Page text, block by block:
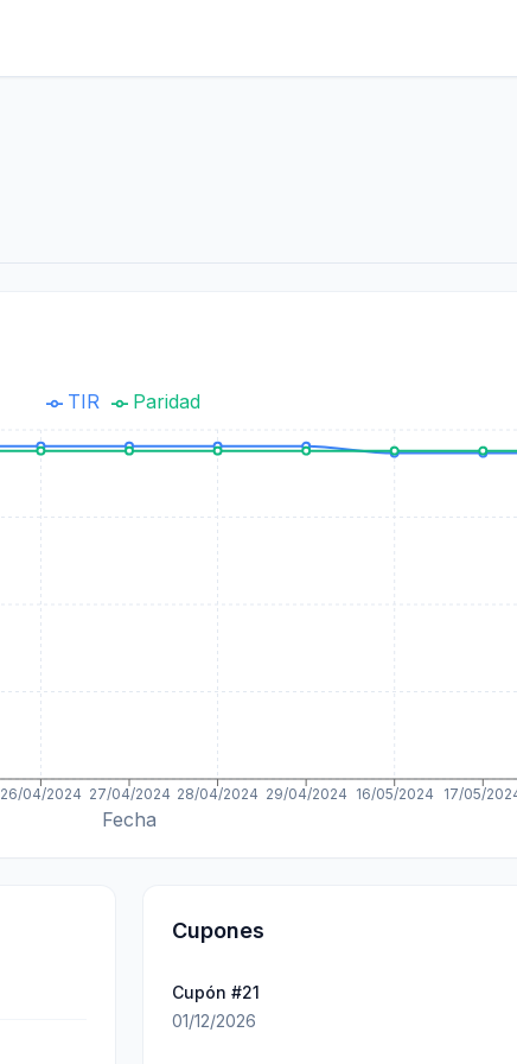
26/04/2024 27/04/2024 28/04/2024 29/04/2024 16/05/2024 17/05/
Fecha
TIR Paridad
Cupones
Cupón #21
01/12/2026